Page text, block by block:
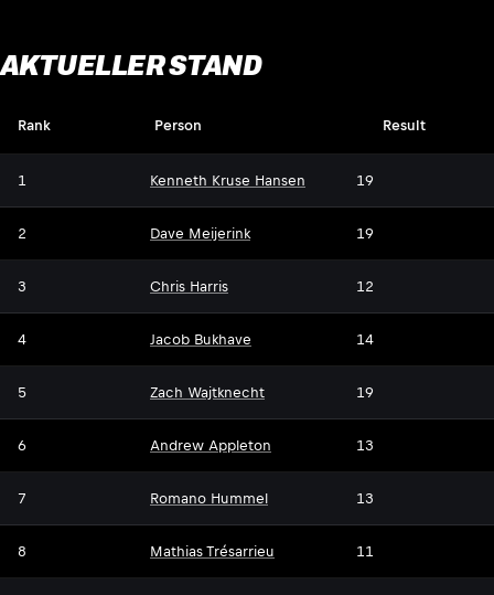
AKTUELLER STAND
Rank Person Result
1 Kenneth Kruse Hansen 19
2 Dave Meijerink 19
3 Chris Harris 12
4 Jacob Bukhave 14
5 Zach Wajtknecht 19
6 Andrew Appleton 13
7 Romano Hummel 13
8 Mathias Trésarrieu 11